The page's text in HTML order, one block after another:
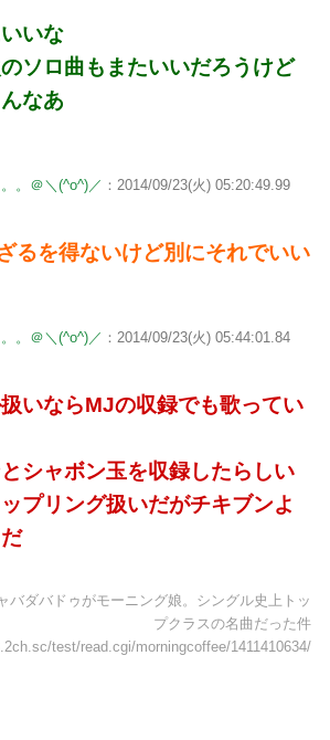
いな
ソロ曲もまたいいだろうけど
なあ
。＠＼(^o^)／ ：2014/09/23(火) 05:20:49.99
るを得ないけど別にそれでいい
。＠＼(^o^)／ ：2014/09/23(火) 05:44:01.84
いならMJの収録でも歌ってい
シャボン玉を収録したらしい
プリング扱いだがチキブンよ
バダバドゥがモーニング娘。シングル史上トッ
プクラスの名曲だった件
test/read.cgi/morningcoffee/1411410634/